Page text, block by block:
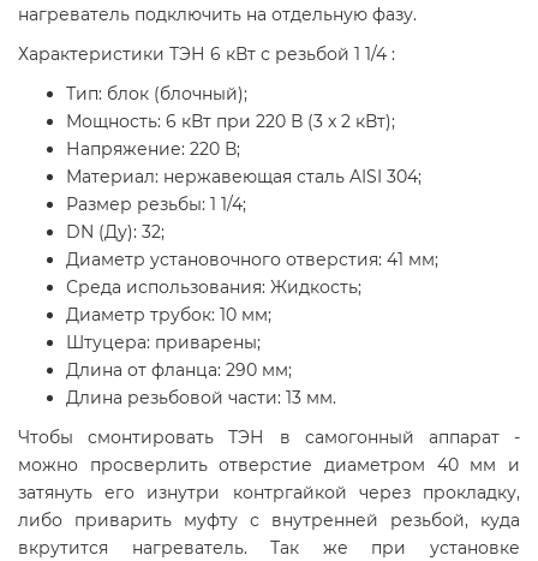
нагреватель подключить на отдельную фазу.
Характеристики ТЭН 6 кВт с резьбой 1 1/4 :
Тип: блок (блочный);
Мощность: 6 кВт при 220 В (3 x 2 кВт);
Напряжение: 220 В;
Материал: нержавеющая сталь AISI 304;
Размер резьбы: 1 1/4;
DN (Ду): 32;
Диаметр установочного отверстия: 41 мм;
Среда использования: Жидкость;
Диаметр трубок: 10 мм;
Штуцера: приварены;
Длина от фланца: 290 мм;
Длина резьбовой части: 13 мм.
Чтобы смонтировать ТЭН в самогонный аппарат -
можно просверлить отверстие диаметром 40 мм и
затянуть его изнутри контргайкой через прокладку,
либо приварить муфту с внутренней резьбой, куда
вкрутится нагреватель. Так же при установке